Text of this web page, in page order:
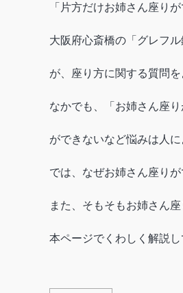
「片方だけお姉さん座り
大阪府心斎橋の「グレフ
が、座り方に関する質問を
なかでも、「お姉さん座
ができないなど悩みは人に
では、なぜお姉さん座り
また、そもそもお姉さん
本ページでくわしく解説し